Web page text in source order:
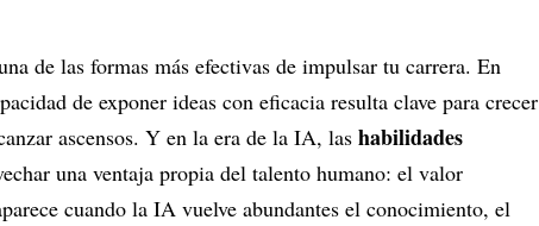
de las formas más efectivas de impulsar tu carrera. En
de exponer ideas con eficacia resulta clave para crecer
ascensos. Y en la era de la IA, las habilidades
una ventaja propia del talento humano: el valor
cuando la IA vuelve abundantes el conocimiento, el